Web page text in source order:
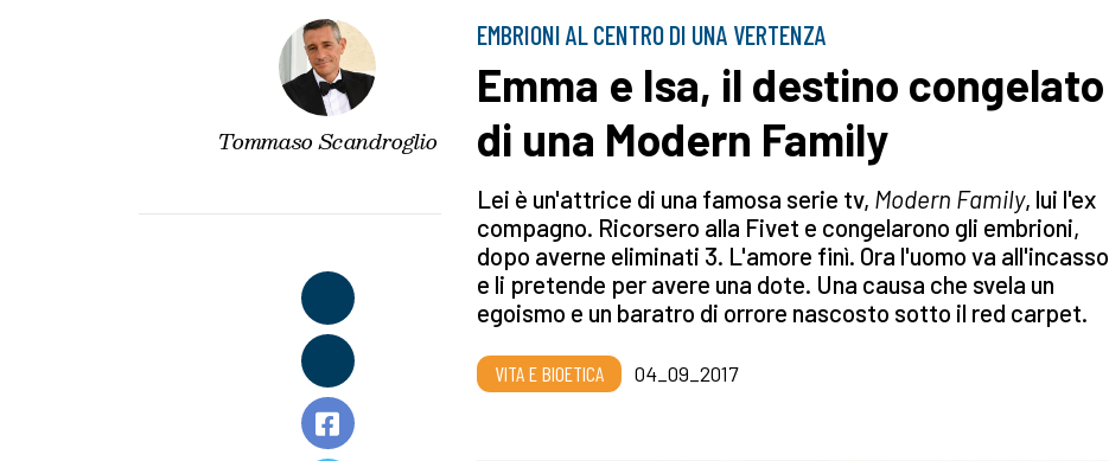
Tommaso Scandroglio
EMBRIONI AL CENTRO DI UNA VERTENZA
Emma e Isa, il destino congelato
di una Modern Family
Lei è un'attrice di una famosa serie tv, Modern Family, lui l'ex
compagno. Ricorsero alla Fivet e congelarono gli embrioni,
dopo averne eliminati 3. L'amore finì. Ora l'uomo va all'incasso
e li pretende per avere una dote. Una causa che svela un
egoismo e un baratro di orrore nascosto sotto il red carpet.
VITA E BIOETICA 04_09_2017